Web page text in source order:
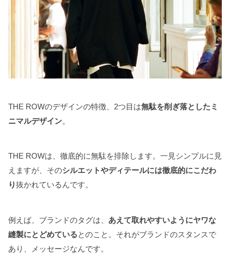
THE ROWのデザインの特徴、2つ目は無駄を削ぎ落としたミ
ニマルデザイン。
THE ROWは、徹底的に無駄を排除します。一見シンプルに見
えますが、そのシルエットやディテールには徹底的にこだわ
り抜かれているんです。
例えば、ブランドのタグは、 あえて取れやすいようにヤワな
縫製にとどめているとのこと。それがブランドのスタンスで
あり、メッセージなんです。